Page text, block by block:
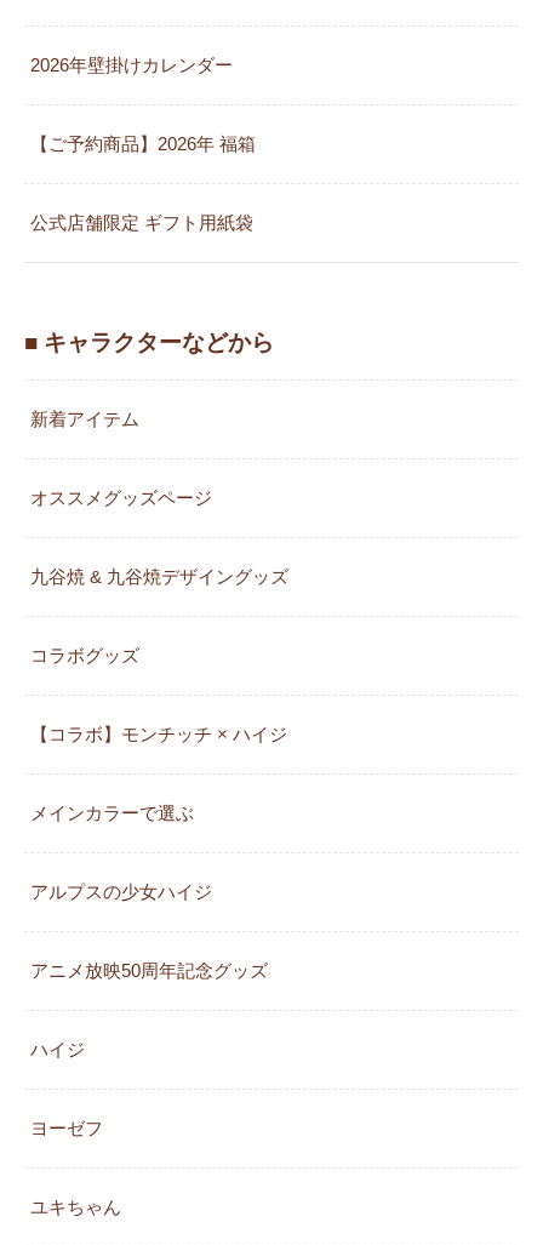
2026年壁掛けカレンダー
【ご予約商品】2026年 福箱
公式店舗限定 ギフト用紙袋
■ キャラクターなどから
新着アイテム
オススメグッズページ
九谷焼 & 九谷焼デザイングッズ
コラボグッズ
【コラボ】モンチッチ × ハイジ
メインカラーで選ぶ
アルプスの少女ハイジ
アニメ放映50周年記念グッズ
ハイジ
ヨーゼフ
ユキちゃん